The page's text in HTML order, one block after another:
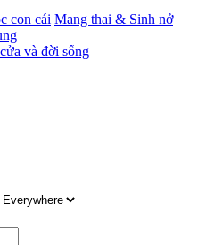
con cái Mang thai & Sinh nở
và đời sống